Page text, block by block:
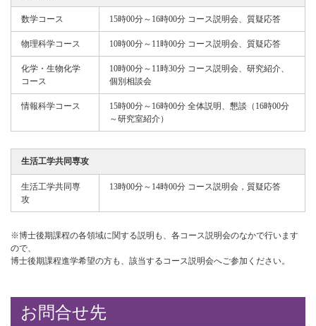
数学コース 15時00分～16時00分 コース説明会、質疑応答
物理科学コース 10時00分～11時00分 コース説明会、質疑応答
化学・生物化学
コース
10時00分～11時30分 コース説明会、研究紹介、
個別相談会
情報科学コース
15時00分～16時00分 全体説明、懇談（16時00分
～研究室紹介）
生活工学共同専攻
生活工学共同専
攻
13時00分～14時00分 コース説明会，質疑応答
※博士後期課程の各領域に関する説明も、各コース説明会のなかで行います
ので、
博士後期課程進学希望の方も、該当するコース説明会へご参加ください。
お問合せ先